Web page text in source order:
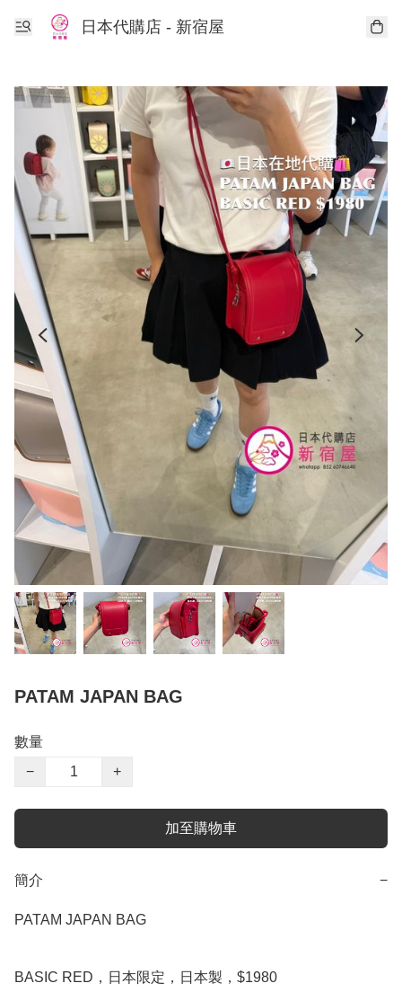
日本代購店 - 新宿屋
PATAM JAPAN BAG
數量
−
+
加至購物車
簡介 −
PATAM JAPAN BAG
BASIC RED，日本限定，日本製，$1980